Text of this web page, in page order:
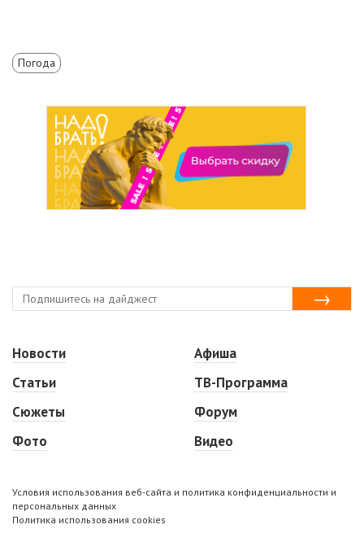
Погода
Новости
Статьи
Сюжеты
Фото
Афиша
ТВ-Программа
Форум
Видео
Условия использования веб-сайта и политика конфиденциальности и
персональных данных
Политика использования cookies